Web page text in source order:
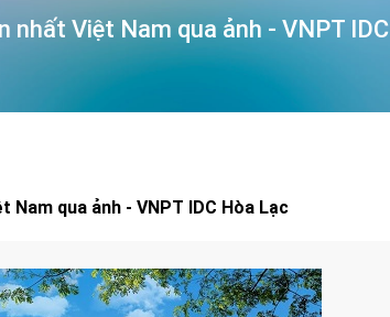
nhất Việt Nam qua ảnh - VNPT IDC
qua ảnh - VNPT IDC Hòa Lạc